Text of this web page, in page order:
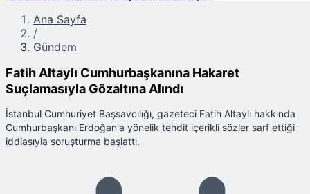
Ana Sayfa
/
Gündem
Fatih Altaylı Cumhurbaşkanına Hakaret
Suçlamasıyla Gözaltına Alındı
İstanbul Cumhuriyet Başsavcılığı, gazeteci Fatih Altaylı hakkında
Cumhurbaşkanı Erdoğan'a yönelik tehdit içerikli sözler sarf ettiği
iddiasıyla soruşturma başlattı.